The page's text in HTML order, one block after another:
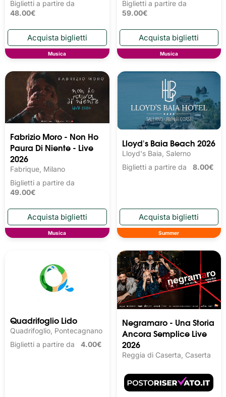
Biglietti a partire da
48.00€
Musica
Biglietti a partire da
59.00€
Musica
Fabrizio Moro - Non Ho
Paura Di Niente - Live
2026
Fabrique, Milano
Biglietti a partire da
49.00€
Musica
Lloyd's Baia Beach 2026
Lloyd's Baia, Salerno
Biglietti a partire da 8.00€
Summer
Quadrifoglio Lido
Quadrifoglio, Pontecagnano
Biglietti a partire da 4.00€
Negramaro - Una Storia
Ancora Semplice Live
2026
Reggia di Caserta, Caserta